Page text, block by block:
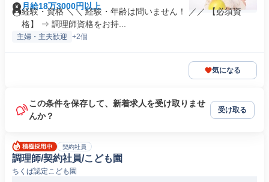
月給18万3000円以上
経験・資格 ＼＼ 経験・年齢は問いません！ ／／ 【必須資
格】 ⇒ 調理師資格をお持...
主婦・主夫歓迎 +2個
気になる
この条件を保存して、新着求人を受け取りませ
んか？
受け取る
契約社員
調理師/契約社員/こども園
ちくば認定こども園